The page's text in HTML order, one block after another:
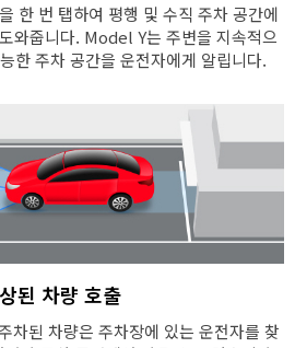
한 번 탭하여 평행 및 수직 주차 공간에
와줍니다. Model Y는 주변을 지속적으
한 주차 공간을 운전자에게 알립니다.
된 차량 호출
차된 차량은 주차장에 있는 운전자를 찾